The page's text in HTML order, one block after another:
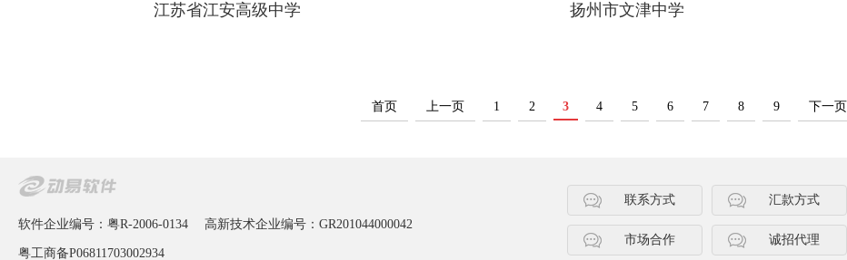
江苏省江安高级中学 扬州市文津中学
首页 上一页 1 2 3 4 5 6 7 8 9 下一页
软件企业编号：粤R-2006-0134 高新技术企业编号：GR201044000042
粤工商备P06811703002934
联系方式 汇款方式
市场合作 诚招代理